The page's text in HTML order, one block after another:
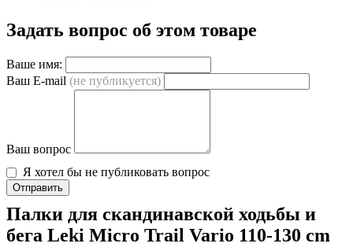
Задать вопрос об этом товаре
Ваше имя:
Ваш E-mail (не публикуется)
Ваш вопрос
Я хотел бы не публиковать вопрос
Отправить
Палки для скандинавской ходьбы и
бега Leki Micro Trail Vario 110-130 cm